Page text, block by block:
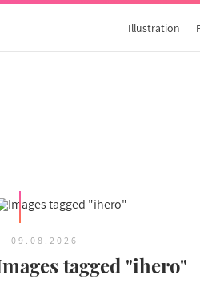
Illustration
09.08.2026
tagged "ihero"